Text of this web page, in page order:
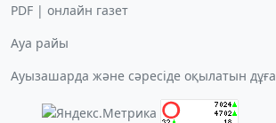
PDF | онлайн газет
Ауа райы
Ауызашарда және сәресіде оқылатын дұға